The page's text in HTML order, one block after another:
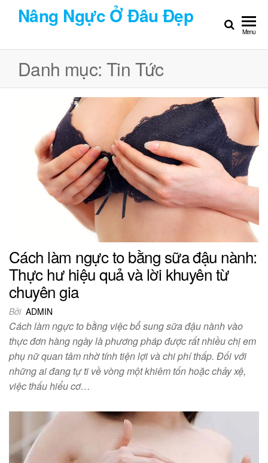
Chuyển
dung
Nâng Ngực Ở Đâu Đẹp
Menu
Danh mục: Tin Tức
Cách làm ngực to bằng sữa đậu nành:
Thực hư hiệu quả và lời khuyên từ
chuyên gia
Bởi ADMIN
Cách làm ngực to bằng việc bổ sung sữa đậu nành vào
thực đơn hàng ngày là phương pháp được rất nhiều chị em
phụ nữ quan tâm nhờ tính tiện lợi và chi phí thấp. Đối với
những ai đang tự ti về vòng một khiêm tốn hoặc chảy xệ,
việc thấu hiểu cơ…